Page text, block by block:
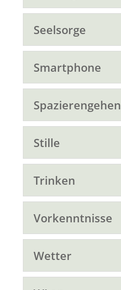
Seelsorge
Smartphone
Spazierengehen
Stille
Trinken
Vorkenntnisse
Wetter